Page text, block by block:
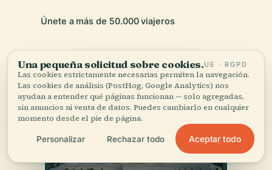
Únete a más de 50.000 viajeros
Una pequeña solicitud sobre cookies.UE · RGPD
Las cookies estrictamente necesarias permiten la navegación.
Las cookies de análisis (PostHog, Google Analytics) nos
ayudan a entender qué páginas funcionan — solo agregadas,
sin anuncios ni venta de datos. Puedes cambiarlo en cualquier
momento desde el pie de página.
Personalizar Rechazar todo Aceptar todo